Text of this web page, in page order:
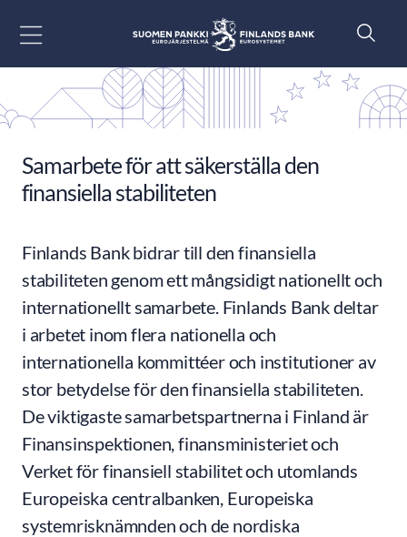
Samarbete för att säkerställa den
finansiella stabiliteten
Finlands Bank bidrar till den finansiella
stabiliteten genom ett mångsidigt nationellt och
internationellt samarbete. Finlands Bank deltar
i arbetet inom flera nationella och
internationella kommittéer och institutioner av
stor betydelse för den finansiella stabiliteten.
De viktigaste samarbetspartnerna i Finland är
Finansinspektionen, finansministeriet och
Verket för finansiell stabilitet och utomlands
Europeiska centralbanken, Europeiska
systemrisknämnden och de nordiska